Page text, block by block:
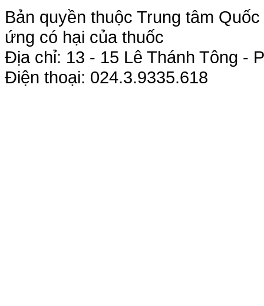
Bản quyền thuộc Trung tâm
ứng có hại của thuốc
Địa chỉ: 13 - 15 Lê Thánh Tông -
Điện thoại: 024.3.9335.618